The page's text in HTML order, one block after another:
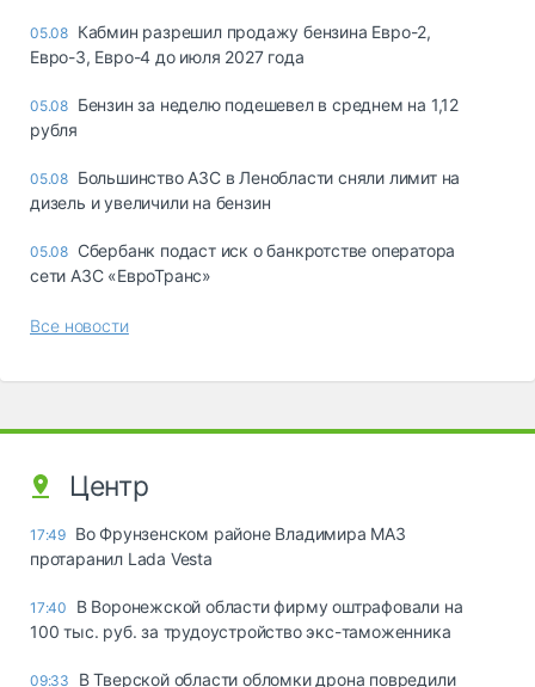
05.08 Кабмин разрешил продажу бензина Евро-2,
Евро-3, Евро-4 до июля 2027 года
05.08 Бензин за неделю подешевел в среднем на 1,12
рубля
05.08 Большинство АЗС в Ленобласти сняли лимит на
дизель и увеличили на бензин
05.08 Сбербанк подаст иск о банкротстве оператора
сети АЗС «ЕвроТранс»
Все новости
Центр
17:49 Во Фрунзенском районе Владимира МАЗ
протаранил Lada Vesta
17:40
В Воронежской области фирму оштрафовали на
100 тыс. руб. за трудоустройство экс-таможенника
09:33
В Тверской области обломки дрона повредили